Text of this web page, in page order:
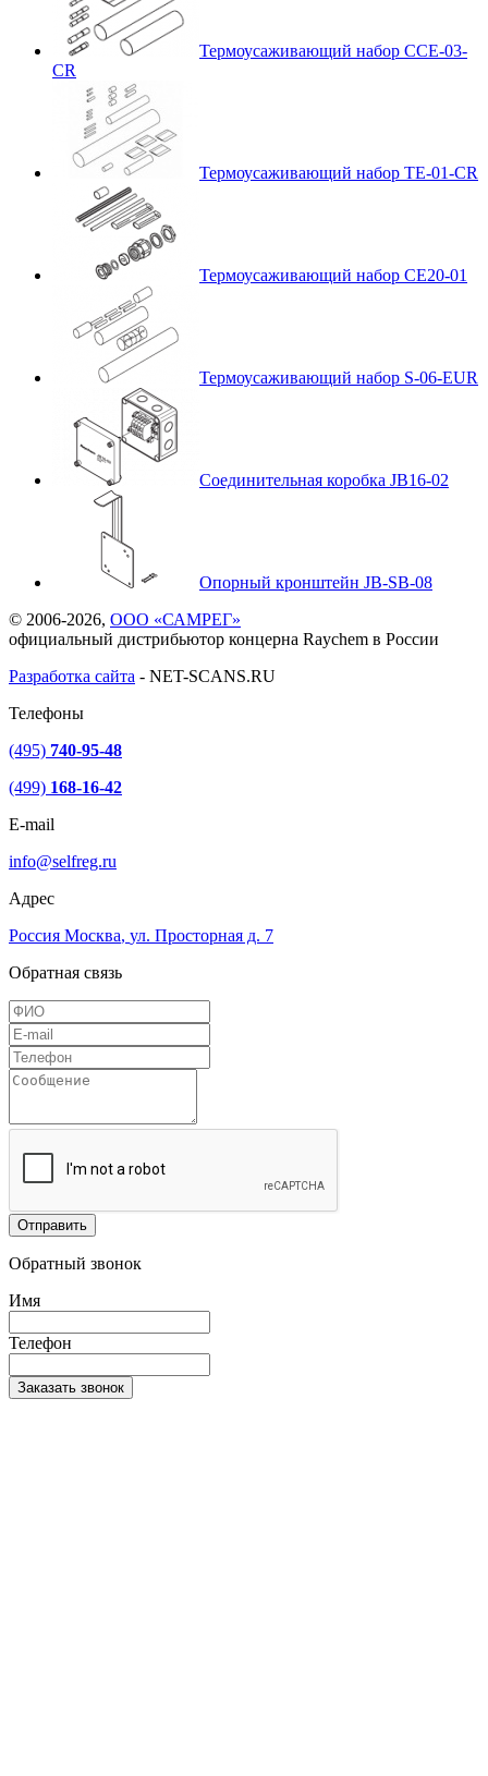
Термоусаживающий набор CCE-03-
CR
Термоусаживающий набор TE-01-CR
Термоусаживающий набор CE20-01
Термоусаживающий набор S-06-EUR
Соединительная коробка JB16-02
Опорный кронштейн JB-SB-08
© 2006-2026, ООО «САМРЕГ»
официальный дистрибьютор концерна Raychem в России
Разработка сайта - NET-SCANS.RU
Телефоны
(495) 740-95-48
(499) 168-16-42
E-mail
info@selfreg.ru
Адрес
Россия Москва, ул. Просторная д. 7
Обратная связь
Отправить
Обратный звонок
Имя
Телефон
Заказать звонок